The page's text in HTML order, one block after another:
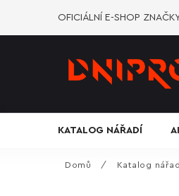
OFICIÁLNÍ E-SHOP
KATALOG NÁŘADÍ
Domů / Katalog